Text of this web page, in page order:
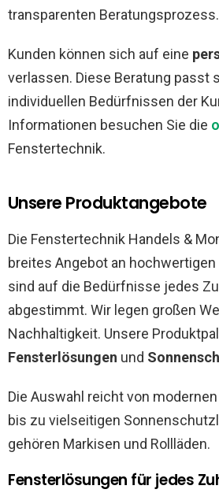
transparenten Beratungsprozess.
Kunden können sich auf eine
verlassen. Diese Beratung passt
individuellen Bedürfnissen der
Informationen besuchen Sie die
Fenstertechnik.
Unsere Produktangebote
Die Fenstertechnik Handels &
breites Angebot an hochwertigen
sind auf die Bedürfnisse jedes
abgestimmt. Wir legen großen
Nachhaltigkeit. Unsere
Fensterlösungen und
Die Auswahl reicht von
bis zu vielseitigen
gehören Markisen und Rollläden.
Fensterlösungen für jedes